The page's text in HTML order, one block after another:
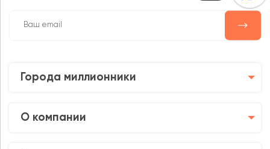
Города миллионники
О компании